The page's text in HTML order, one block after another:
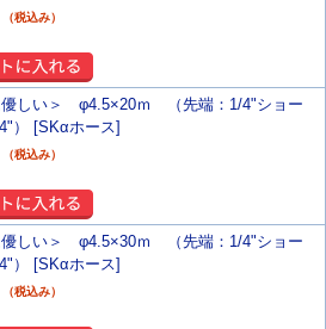
（税込み）
優しい＞ φ4.5×20ｍ （先端：1/4"ショー
） [SKαホース]
（税込み）
優しい＞ φ4.5×30ｍ （先端：1/4"ショー
） [SKαホース]
（税込み）